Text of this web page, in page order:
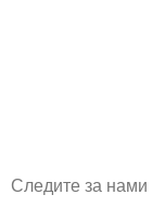
Следите за нами